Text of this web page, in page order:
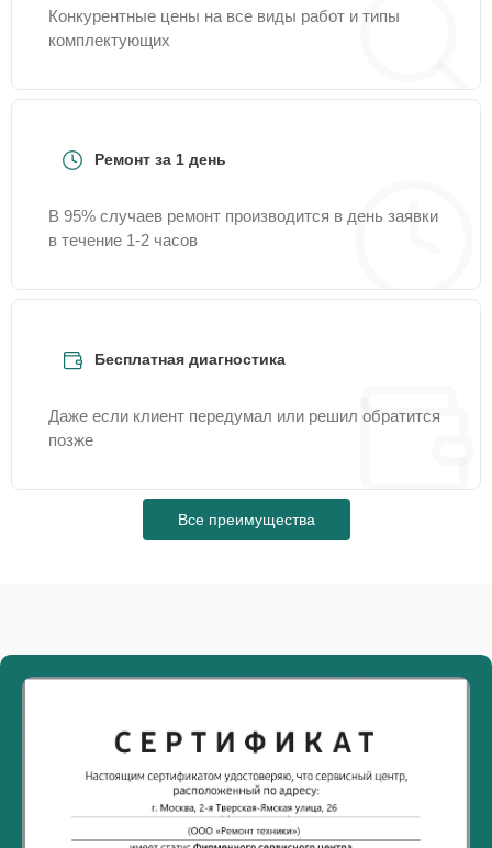
Конкурентные цены на все виды работ и типы
комплектующих
Ремонт за 1 день
В 95% случаев ремонт производится в день заявки
в течение 1-2 часов
Бесплатная диагностика
Даже если клиент передумал или решил обратится
позже
Все преимущества